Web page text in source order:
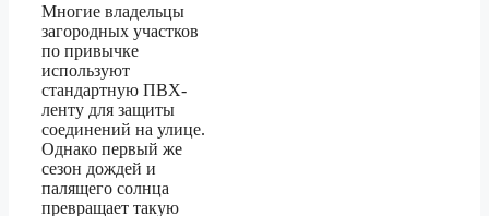
Многие владельцы
загородных участков
по привычке
используют
стандартную ПВХ-
ленту для защиты
соединений на улице.
Однако первый же
сезон дождей и
палящего солнца
превращает такую